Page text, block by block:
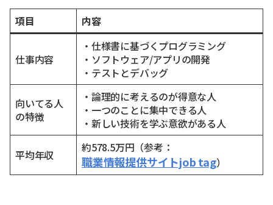
項目 内容
仕事内容
・仕様書に基づくプログラミング
・ソフトウェア/アプリの開発
・テストとデバッグ
向いてる人
の特徴
・論理的に考えるのが得意な人
・一つのことに集中できる人
・新しい技術を学ぶ意欲がある人
平均年収
約578.5万円（参考：
職業情報提供サイトjob tag）